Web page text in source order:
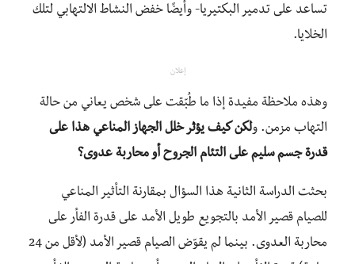
تساعد على تدمير البكتيريا- وأيضًا خفض النشاط الالتهابي لتلك
الخلايا.
إعلان
وهذه ملاحظة مفيدة إذا ما طُبّقت على شخص يعاني من حالة
التهاب مزمن. ولكن كيف يؤثر خلل الجهاز المناعي هذا على
قدرة جسم سليم على التئام الجروح أو محاربة عدوى؟
بحثت الدراسة الثانية هذا السؤال بمقارنة التأثير المناعي
للصيام قصير الأمد بالتجويع طويل الأمد على قدرة الفأر على
محاربة العدوى. بينما لم يقوّض الصيام قصير الأمد (لأقل من 24